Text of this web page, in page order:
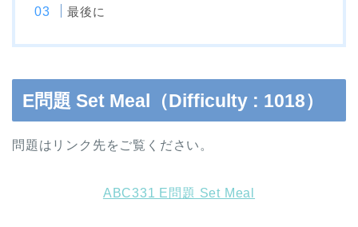
最後に
E問題 Set Meal（Difficulty : 1018）
問題はリンク先をご覧ください。
ABC331 E問題 Set Meal